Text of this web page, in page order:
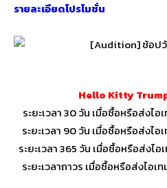
รายละเอียดโปรโมชั่น
Hello Kitty
ระยะเวลา 30 วัน เมื่อซื้อหรือส่งไ
ระยะเวลา 90 วัน เมื่อซื้อหรือส่งไ
ระยะเวลา 365 วัน เมื่อซื้อหรือส่งไ
ระยะเวลาถาวร เมื่อซื้อหรือส่งไอ